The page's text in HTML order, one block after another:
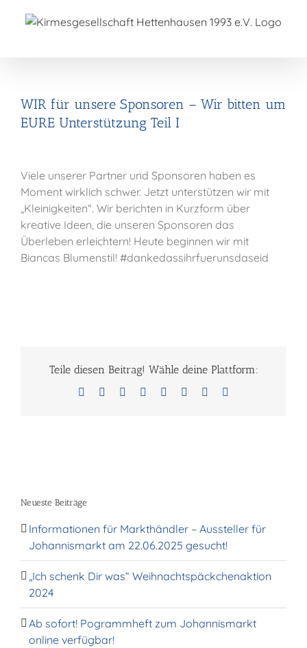
Inhalt
WIR für unsere Sponsoren – Wir bitten um
EURE Unterstützung Teil I
Viele unserer Partner und Sponsoren haben es
Moment wirklich schwer. Jetzt unterstützen wir mit
„Kleinigkeiten“. Wir berichten in Kurzform über
kreative Ideen, die unseren Sponsoren das
Überleben erleichtern! Heute beginnen wir mit
Biancas Blumenstil! #dankedassihrfuerunsdaseid
Teile diesen Beitrag! Wähle deine Plattform:
Facebook Reddit LinkedIn
TumblrPinterest
Neueste Beiträge
Informationen für Markthändler – Aussteller für
Johannismarkt am 22.06.2025 gesucht!
„Ich schenk Dir was“ Weihnachtspäckchenaktion
2024
Ab sofort! Pogrammheft zum Johannismarkt
online verfügbar!